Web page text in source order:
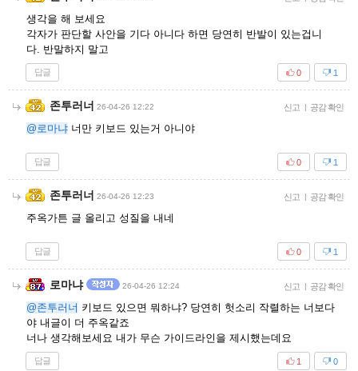
생각을 해 보세요
각자가 판단할 사안을 기다 아니다 하면 당연히 반발이 있는겁니
다. 반말하지 말고
답글 1
0
존투러너 26-04-26 12:22 신고 | 공감 확인
@로마냐 너만 키보드 있는거 아니야
답글 1
0
존투러너 26-04-26 12:23 신고 | 공감 확인
주옥가튼 글 올리고 성질을 내네
답글 1
0
로마냐 26-04-26 12:24 신고 | 공감 확인
@존투러너 키보드 있으면 뭐하냐? 당연히 헛소리 작렬하는 너보다
야 내글이 더 주옥같죠
너나 생각해보세요 내가 무슨 가이드라인을 제시했는데요
답글 0
1